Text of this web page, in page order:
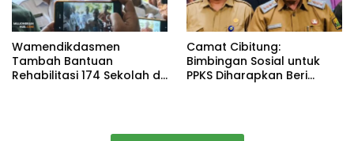
Wamendikdasmen
Tambah Bantuan
Rehabilitasi 174 Sekolah di
Camat Cibitung:
Bimbingan Sosial untuk
PPKS Diharapkan Beri